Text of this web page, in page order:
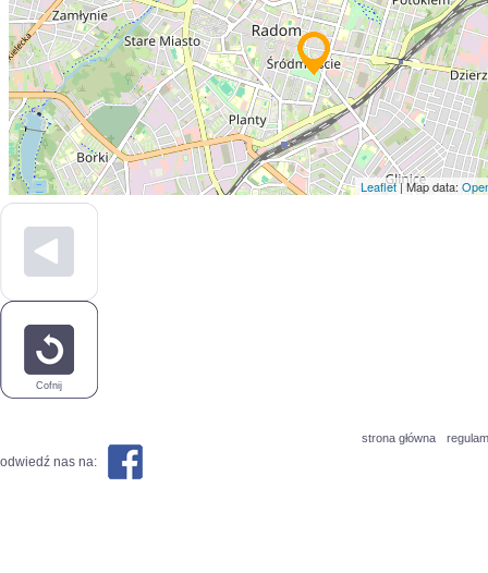
Leaflet| Map data:
Cofnij
strona główna
odwiedź nas na: